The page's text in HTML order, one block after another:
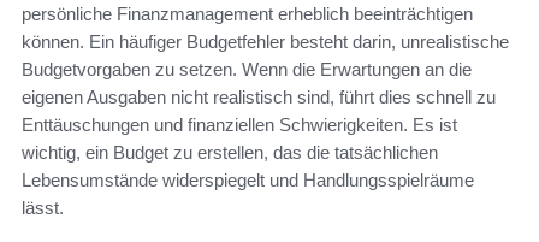
persönliche Finanzmanagement erheblich beeinträchtigen
können. Ein häufiger Budgetfehler besteht darin, unrealistische
Budgetvorgaben zu setzen. Wenn die Erwartungen an die
eigenen Ausgaben nicht realistisch sind, führt dies schnell zu
Enttäuschungen und finanziellen Schwierigkeiten. Es ist
wichtig, ein Budget zu erstellen, das die tatsächlichen
Lebensumstände widerspiegelt und Handlungsspielräume
lässt.